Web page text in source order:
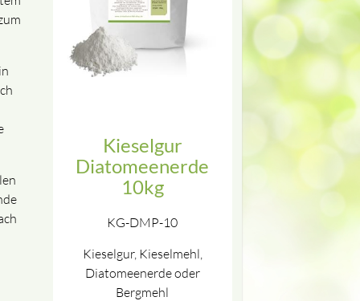
Kieselgur
Diatomeenerde
10kg
KG-DMP-10
Kieselgur, Kieselmehl,
Diatomeenerde oder
Bergmehl